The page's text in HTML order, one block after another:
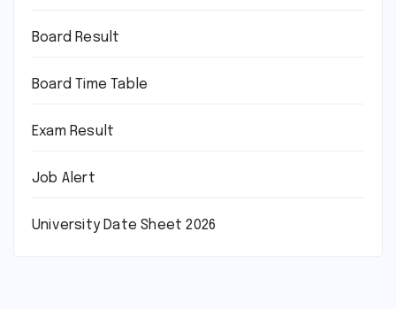
Board Result
Board Time Table
Exam Result
Job Alert
University Date Sheet 2026